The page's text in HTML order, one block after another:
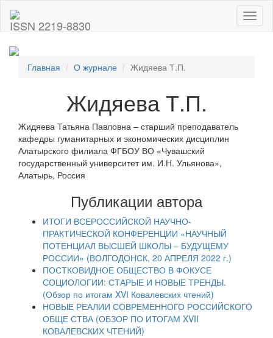
ISSN 2219-8830
Главная О журнале Жидяева Т.П.
Жидяева Т.П.
Жидяева Татьяна Павловна – старший преподаватель
кафедры гуманитарных и экономических дисциплин
Алатырского филиала ФГБОУ ВО «Чувашский
государственный университет им. И.Н. Ульянова»,
Алатырь, Россия
Публикации автора
ИТОГИ ВСЕРОССИЙСКОЙ НАУЧНО-
ПРАКТИЧЕСКОЙ КОНФЕРЕНЦИИ «НАУЧНЫЙ
ПОТЕНЦИАЛ ВЫСШЕЙ ШКОЛЫ – БУДУЩЕМУ
РОССИИ» (ВОЛГОДОНСК, 20 АПРЕЛЯ 2022 г.)
ПОСТКОВИДНОЕ ОБЩЕСТВО В ФОКУСЕ
СОЦИОЛОГИИ: СТАРЫЕ И НОВЫЕ ТРЕНДЫ.
(Обзор по итогам XVI Ковалевских чтений)
НОВЫЕ РЕАЛИИ СОВРЕМЕННОГО РОССИЙСКОГО
ОБЩЕ СТВА (ОБЗОР ПО ИТОГАМ XVII
КОВАЛЕВСКИХ ЧТЕНИЙ)